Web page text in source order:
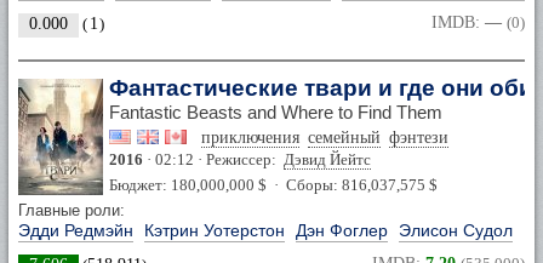
0.000 ( 1) IMDB: — (0)
Фантастические твари и где они
Fantastic Beasts and Where to Find Them
приключения семейный фэнтези
2016 · 02:12 · Режиссер: Дэвид Йейтс
Бюджет: 180,000,000 $ · Сборы: 816,037,575 $
Главные роли:
Эдди Редмэйн Кэтрин Уотерстон Дэн Фоглер Элисон Судол